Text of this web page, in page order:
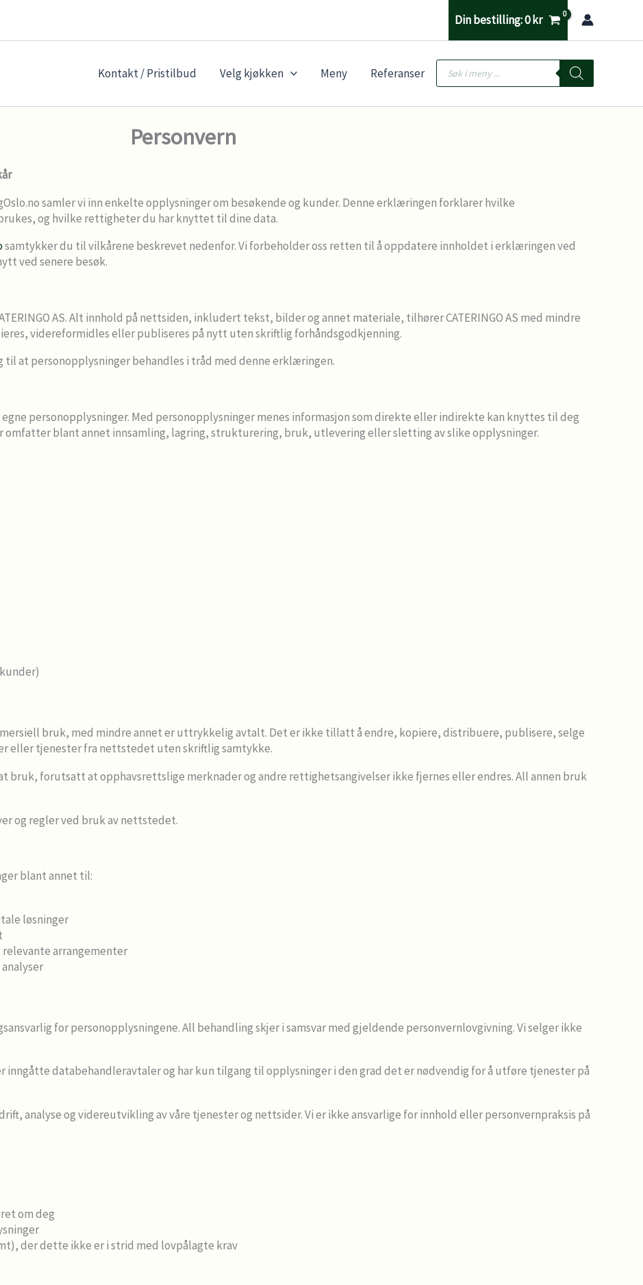
Din bestilling:0kr
Kontakt / Pristilbud Velg kjøkken Meny Referanser
Products
search
Personvern
samler vi inn enkelte opplysninger om besøkende og kunder. Denne erklæringen forklarer hvilke
og hvilke rettigheter du har knyttet til dine data.
samtykker du til vilkårene beskrevet nedenfor. Vi forbeholder oss retten til å oppdatere innholdet i erklæringen ved
ved senere besøk.
AS. Alt innhold på nettsiden, inkludert tekst, bilder og annet materiale, tilhører CATERINGO AS med mindre
videreformidles eller publiseres på nytt uten skriftlig forhåndsgodkjenning.
at personopplysninger behandles i tråd med denne erklæringen.
personopplysninger. Med personopplysninger menes informasjon som direkte eller indirekte kan knyttes til deg
omfatter blant annet innsamling, lagring, strukturering, bruk, utlevering eller sletting av slike opplysninger.
bruk, med mindre annet er uttrykkelig avtalt. Det er ikke tillatt å endre, kopiere, distribuere, publisere, selge
eller tjenester fra nettstedet uten skriftlig samtykke.
bruk, forutsatt at opphavsrettslige merknader og andre rettighetsangivelser ikke fjernes eller endres. All annen bruk
og regler ved bruk av nettstedet.
blant annet til:
løsninger
arrangementer
for personopplysningene. All behandling skjer i samsvar med gjeldende personvernlovgivning. Vi selger ikke
databehandleravtaler og har kun tilgang til opplysninger i den grad det er nødvendig for å utføre tjenester på
analyse og videreutvikling av våre tjenester og nettsider. Vi er ikke ansvarlige for innhold eller personvernpraksis på
om deg
der dette ikke er i strid med lovpålagte krav